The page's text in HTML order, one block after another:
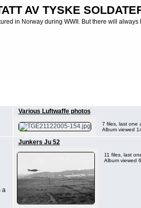
AV TYSKE
in Norway during WWII. But there will
Various Luftwaffe photos
7 files, last one
Album viewed
a
Junkers Ju 52
11 files, last
Album viewed